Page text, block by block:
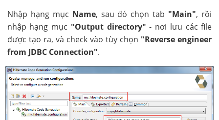
Nhập hạng mục Name, sau đó chọn tab "Main", rồi
nhập hạng mục "Output directory" - nơi lưu các file
được tạo ra, và check vào tùy chọn "Reverse engineer
from JDBC Connection".